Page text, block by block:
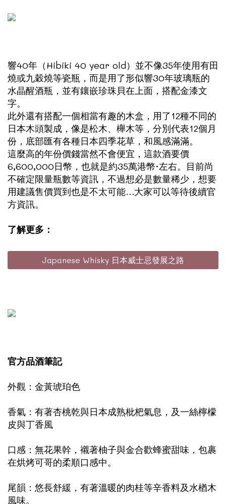
響40年（Hibiki 40 year old）並不像35年使用有田
燒或九穀燒等瓷瓶，而是用了形似響30年玻璃瓶的
水晶醒酒瓶，並有鑲嵌珍珠貝在上面，搭配金漆文
字。
此外還有搭配一個相當有趣的木盒，用了12種不同的
日本木頭製成，像是松木、櫸木等，分別代表12個月
份，底部匯有各種日本四季花草，和風感滿滿。
這麼高的年份價錢當然不會便宜，這款酒要價
6,600,000日幣，也就是約35萬港幣·左右。目前尚
不確定限量瓶數等資訊，不過想必是數量稀少，想要
用建議售價買到也是不太可能…大家可以等待後續官
方資訊。
了解更多：
Japanese Whisky 日本威士忌發展之路
官方品酒筆記
外觀：金黃琥珀色
香氣：有著杏桃乾與日本成熟枇杷氣息，及一絲檸檬
皮與丁香風
口感：無花果幹，襯著柚子與金合歡蜂蜜甜味，包裹
在烘烤可哥的柔順口感中。
尾韻：悠長舒緩，有著溫暖的肉桂等辛香料及水楢木
風味。